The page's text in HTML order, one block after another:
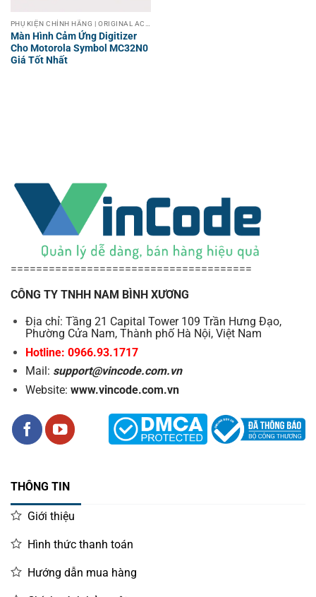
Màn Hình Cảm Ứng Digitizer
Cho Motorola Symbol MC32N0
Giá Tốt Nhất
======================================
CÔNG TY TNHH NAM BÌNH XƯƠNG
Địa chỉ: Tầng 21 Capital Tower 109 Trần Hưng Đạo,
Phường Cửa Nam, Thành phố Hà Nội, Việt Nam
Hotline: 0966.93.1717
Mail: support@vincode.com.vn
Website: www.vincode.com.vn
THÔNG TIN
Giới thiệu
Hình thức thanh toán
Hướng dẫn mua hàng